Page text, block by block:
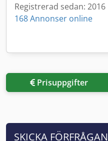
Registrerad sedan: 2016
168 Annonser online
Prisuppgifter
SKICKA FÖRFRÅGAN